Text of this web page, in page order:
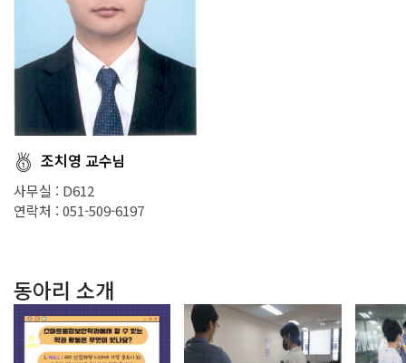
조치영 교수님
사무실 : D612
연락처 : 051-509-6197
동아리 소개